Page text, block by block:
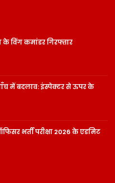
के विंग कमांडर गिरफ्तार
में बदलाव: इंस्पेक्टर से ऊपर के
भर्ती परीक्षा 2026 के एडमिट